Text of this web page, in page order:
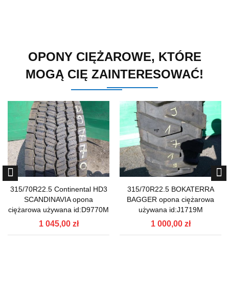
OPONY CIĘŻAROWE, KTÓRE
MOGĄ CIĘ ZAINTERESOWAĆ!
315/70R22.5 Continental HD3
SCANDINAVIA opona
ciężarowa używana id:D9770M
1 045,00 zł
315/70R22.5 BOKATERRA
BAGGER opona ciężarowa
używana id:J1719M
1 000,00 zł